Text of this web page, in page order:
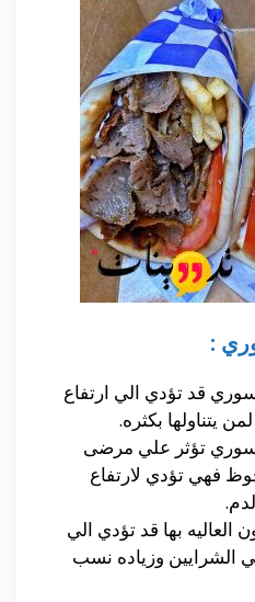
:
قد تؤدي الي ارتفاع
يتناولها بكثره.
تؤثر علي مرضى
فهي تؤدي لارتفاع
بها قد تؤدي الي
الشرايين وزياده نسب